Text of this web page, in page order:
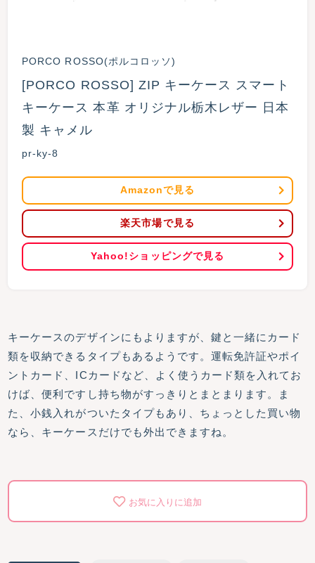
PORCO ROSSO(ポルコロッソ)
[PORCO ROSSO] ZIP キーケース スマート
キーケース 本革 オリジナル栃木レザー 日本
製 キャメル
pr-ky-8
Amazonで見る
楽天市場で見る
Yahoo!ショッピングで見る
キーケースのデザインにもよりますが、鍵と一緒にカード
類を収納できるタイプもあるようです。運転免許証やポイ
ントカード、ICカードなど、よく使うカード類を入れてお
けば、便利ですし持ち物がすっきりとまとまります。ま
た、小銭入れがついたタイプもあり、ちょっとした買い物
なら、キーケースだけでも外出できますね。
お気に入りに追加